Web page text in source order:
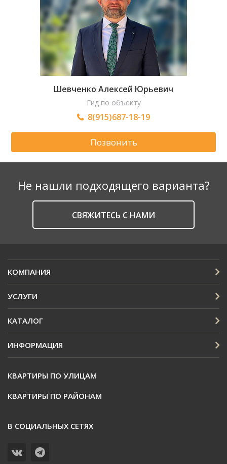
Шевченко Алексей Юрьевич
Гид по объекту
8(915)687-18-19
Позвонить
Не нашли подходящего варианта?
CВЯЖИТЕСЬ С НАМИ
КОМПАНИЯ
УСЛУГИ
КАТАЛОГ
ИНФОРМАЦИЯ
КВАРТИРЫ ПО УЛИЦАМ
КВАРТИРЫ ПО РАЙОНАМ
В СОЦИАЛЬНЫХ СЕТЯХ